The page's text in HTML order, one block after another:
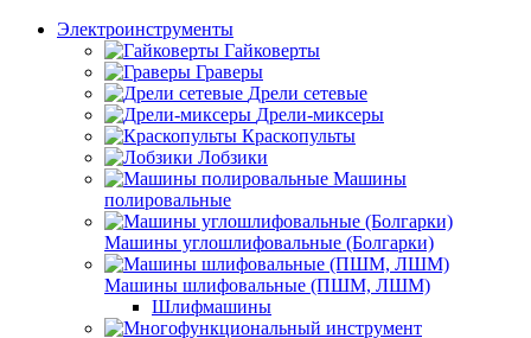
Электроинструменты
Гайковерты
Граверы
Дрели сетевые
Дрели-миксеры
Краскопульты
Лобзики
Машины
полировальные
Машины углошлифовальные (Болгарки)
Машины шлифовальные (ПШМ, ЛШМ)
Шлифмашины